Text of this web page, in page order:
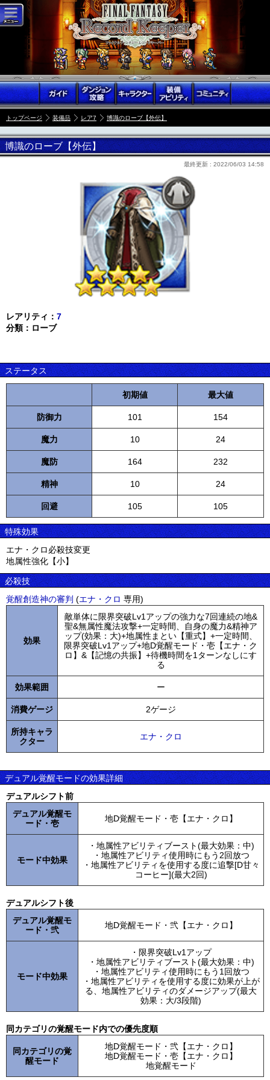
トップページ 装備品 レア7 博識のローブ【外伝】
博識のローブ【外伝】
最終更新 : 2022/06/03 14:58
レアリティ： 7
分類：ローブ
ステータス
初期値 最大値
防御力 101 154
魔力 10 24
魔防 164 232
精神 10 24
回避 105 105
特殊効果
エナ・クロ必殺技変更
地属性強化【小】
必殺技
覚醒創造神の審判 (エナ・クロ 専用)
効果
敵単体に限界突破Lv1アップの強力な7回連続の地&
聖&無属性魔法攻撃+一定時間、自身の魔力&精神ア
ップ(効果：大)+地属性まとい【重式】+一定時間、
限界突破Lv1アップ+地D覚醒モード・壱【エナ・ク
ロ】&【記憶の共振】+待機時間を1ターンなしにす
る
効果範囲 ー
消費ゲージ 2ゲージ
所持キャラ
クター
エナ・クロ
デュアル覚醒モードの効果詳細
デュアルシフト前
デュアル覚醒モ
ード・壱
地D覚醒モード・壱【エナ・クロ】
モード中効果
・地属性アビリティブースト(最大効果：中)
・地属性アビリティ使用時にもう2回放つ
・地属性アビリティを使用する度に追撃[D甘々
コーヒー](最大2回)
デュアルシフト後
デュアル覚醒モ
ード・弐
地D覚醒モード・弐【エナ・クロ】
モード中効果
・限界突破Lv1アップ
・地属性アビリティブースト(最大効果：中)
・地属性アビリティ使用時にもう1回放つ
・地属性アビリティを使用する度に効果が上が
る、地属性アビリティのダメージアップ(最大
効果：大/3段階)
同カテゴリの覚醒モード内での優先度順
同カテゴリの覚
醒モード
地D覚醒モード・弐【エナ・クロ】
地D覚醒モード・壱【エナ・クロ】
地覚醒モード